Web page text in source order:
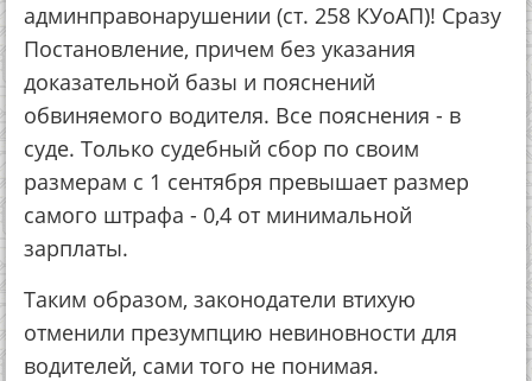
админправонарушении (ст. 258 КУоАП)! Сразу
Постановление, причем без указания
доказательной базы и пояснений
обвиняемого водителя. Все пояснения - в
суде. Только судебный сбор по своим
размерам с 1 сентября превышает размер
самого штрафа - 0,4 от минимальной
зарплаты.
Таким образом, законодатели втихую
отменили презумпцию невиновности для
водителей, сами того не понимая.